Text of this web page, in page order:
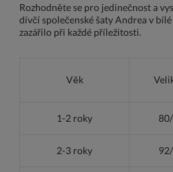
Rozhodněte se pro jedinečnost a
dívčí společenské šaty Andrea v
zazářilo při každé příležitosti.
Věk
1-2 roky
2-3 roky